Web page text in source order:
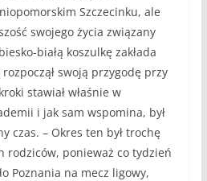
Szczecinku, ale
swojego życia związany
białą koszulkę zakłada
swoją przygodę przy
stawiał właśnie w
i jak sam wspomina, był
czas. – Okres ten był trochę
rodziców, ponieważ co tydzień
Poznania na mecz ligowy,